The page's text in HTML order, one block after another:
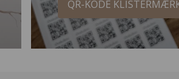
QR-KODE